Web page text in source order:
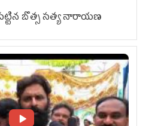
బొత్స సత్య నారాయణ